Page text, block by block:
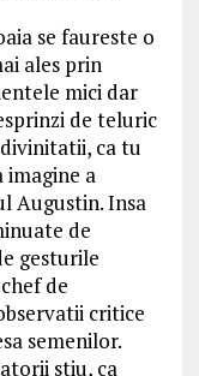
se faureste o
ales prin
mici dar
de teluric
ca tu
imagine a
Augustin. Insa
de
gesturile
de
critice
semenilor.
stiu, ca